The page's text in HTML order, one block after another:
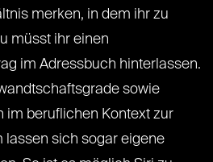
merken, in dem ihr zu
müsst ihr einen
im Adressbuch hinterlassen.
sowie
im beruflichen Kontext zur
lassen sich sogar eigene